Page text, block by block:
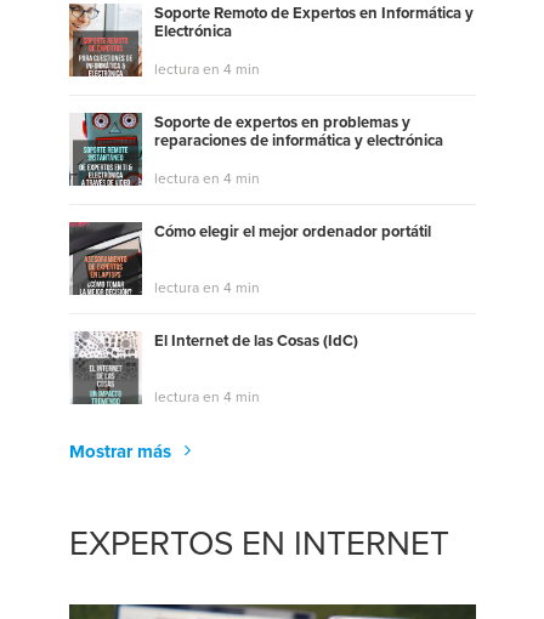
Soporte Remoto de Expertos en Informática y
Electrónica
lectura en 4 min
Soporte de expertos en problemas y
reparaciones de informática y electrónica
lectura en 4 min
Cómo elegir el mejor ordenador portátil
lectura en 4 min
El Internet de las Cosas (IdC)
lectura en 4 min
Mostrar más
EXPERTOS EN INTERNET